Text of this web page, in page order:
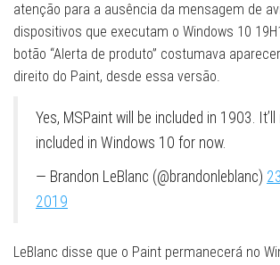
atenção para a ausência da mensagem de
dispositivos que executam o Windows 10
botão “Alerta de produto” costumava
direito do Paint, desde essa versão.
Yes, MSPaint will be included in 1903. It’ll
included in Windows 10 for now.
— Brandon LeBlanc (@brandonleblanc)
2019
LeBlanc disse que o Paint permanecerá no